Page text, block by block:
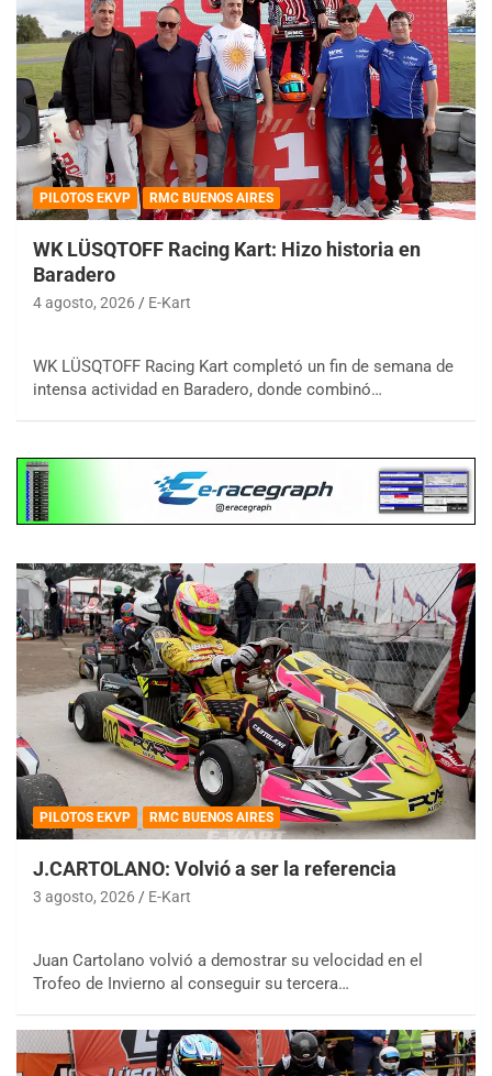
PILOTOS EKVP RMC BUENOS AIRES
WK LÜSQTOFF Racing Kart: Hizo historia en
Baradero
4 agosto, 2026 E-Kart
WK LÜSQTOFF Racing Kart completó un fin de semana de
intensa actividad en Baradero, donde combinó…
PILOTOS EKVP RMC BUENOS AIRES
J.CARTOLANO: Volvió a ser la referencia
3 agosto, 2026 E-Kart
Juan Cartolano volvió a demostrar su velocidad en el
Trofeo de Invierno al conseguir su tercera…